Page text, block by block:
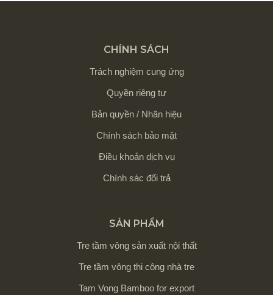
CHÍNH SÁCH
Trách nghiệm cung ứng
Quyền riêng tư
Bản quyền / Nhãn hiệu
Chính sách bảo mật
Điều khoản dịch vụ
Chính sác đổi trả
SẢN PHẨM
Tre tầm vông sản xuất nội thất
Tre tầm vông thi công nhà tre
Tam Vong Bamboo for export